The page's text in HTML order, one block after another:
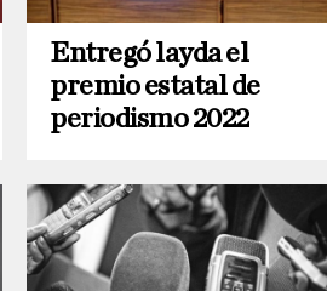
Entregó layda el
premio estatal de
periodismo 2022